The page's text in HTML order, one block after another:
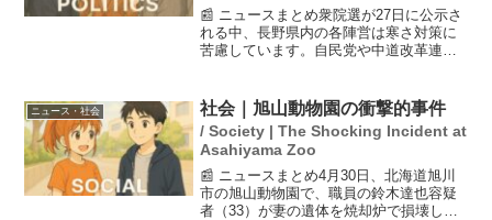
📰 ニュースまとめ衆院選が27日に公示さ
れる中、長野県内の各陣営は寒さ対策に
苦慮しています。自民党や中道改革連
い方針や、街頭演説の制限、個人演説会
の増加など、冬の厳しい...
ニュース・社会 社会｜旭山動物園の衝撃的事件
/ Society | The Shocking Incident at
Asahiyama Zoo
📰 ニュースまとめ4月30日、北海道旭川
市の旭山動物園で、職員の鈴木達也容疑
者（33）が妻の遺体を焼却炉で損壊した